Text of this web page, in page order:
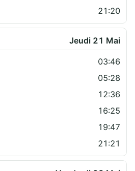
21:20
Jeudi 21 Mai
03:46
05:28
12:36
16:25
19:47
21:21